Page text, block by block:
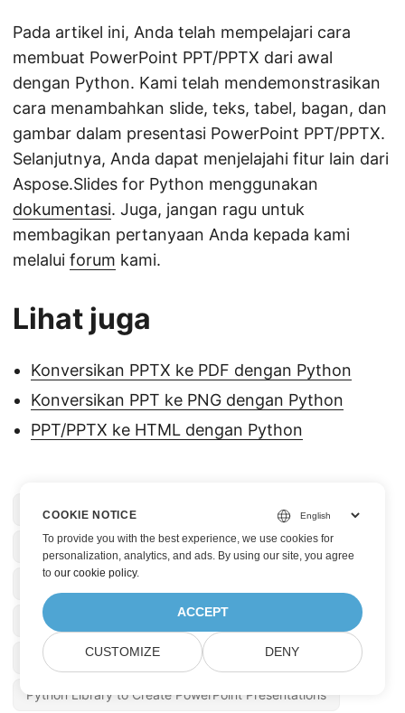
Pada artikel ini, Anda telah mempelajari cara
membuat PowerPoint PPT/PPTX dari awal
dengan Python. Kami telah mendemonstrasikan
cara menambahkan slide, teks, tabel, bagan, dan
gambar dalam presentasi PowerPoint PPT/PPTX.
Selanjutnya, Anda dapat menjelajahi fitur lain dari
Aspose.Slides for Python menggunakan
dokumentasi. Juga, jangan ragu untuk
membagikan pertanyaan Anda kepada kami
melalui forum kami.
Lihat juga
Konversikan PPTX ke PDF dengan Python
Konversikan PPT ke PNG dengan Python
PPT/PPTX ke HTML dengan Python
Aspose.Slides Product Family
Add Slide to a Presentation in Python
Add an Image in Presentation in Python
Create a Chart in Presentation in Python
Open an Existing Presentation in Python
Python Library to Create PowerPoint Presentations
COOKIE NOTICE
To provide you with the best experience, we use cookies for
personalization, analytics, and ads. By using our site, you agree
toour cookie policy.
ACCEPT
CUSTOMIZE DENY